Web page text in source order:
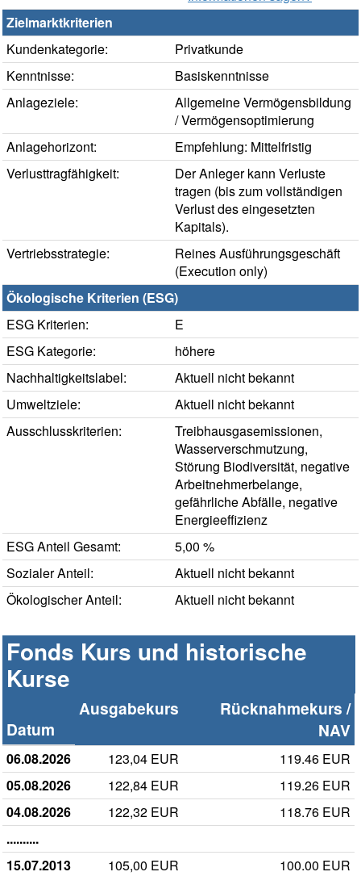
Zielmarktkriterien
Kundenkategorie:
Privatkunde
Kenntnisse:
Basiskenntnisse
Anlageziele:
Allgemeine Vermögensbildung
/ Vermögensoptimierung
Anlagehorizont:
Empfehlung: Mittelfristig
Verlusttragfähigkeit:
Der Anleger kann Verluste
tragen (bis zum vollständigen
Verlust des eingesetzten
Kapitals).
Vertriebsstrategie:
Reines Ausführungsgeschäft
(Execution only)
Ökologische Kriterien (ESG)
ESG Kriterien:
E
ESG Kategorie:
höhere
Nachhaltigkeitslabel:
Aktuell nicht bekannt
Umweltziele:
Aktuell nicht bekannt
Ausschlusskriterien:
Treibhausgasemissionen,
Wasserverschmutzung,
Störung Biodiversität, negative
Arbeitnehmerbelange,
gefährliche Abfälle, negative
Energieeffizienz
ESG Anteil Gesamt:
5,00 %
Sozialer Anteil:
Aktuell nicht bekannt
Ökologischer Anteil:
Aktuell nicht bekannt
Fonds Kurs und historische
Kurse
Datum
Ausgabekurs
Rücknahmekurs /
NAV
06.08.2026 123,04 EUR
119.46 EUR
05.08.2026
122,84 EUR
119.26 EUR
04.08.2026
122,32 EUR
118.76 EUR
..........
15.07.2013
105,00 EUR
100.00 EUR